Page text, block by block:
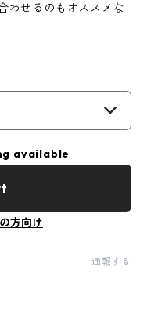
わせるのもオススメな
available
方向け
通報する